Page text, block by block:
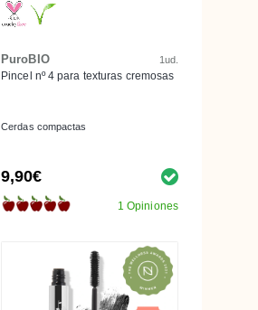
PuroBIO 1ud.
Pincel nº 4 para texturas cremosas
Cerdas compactas
9,90€
1 Opiniones